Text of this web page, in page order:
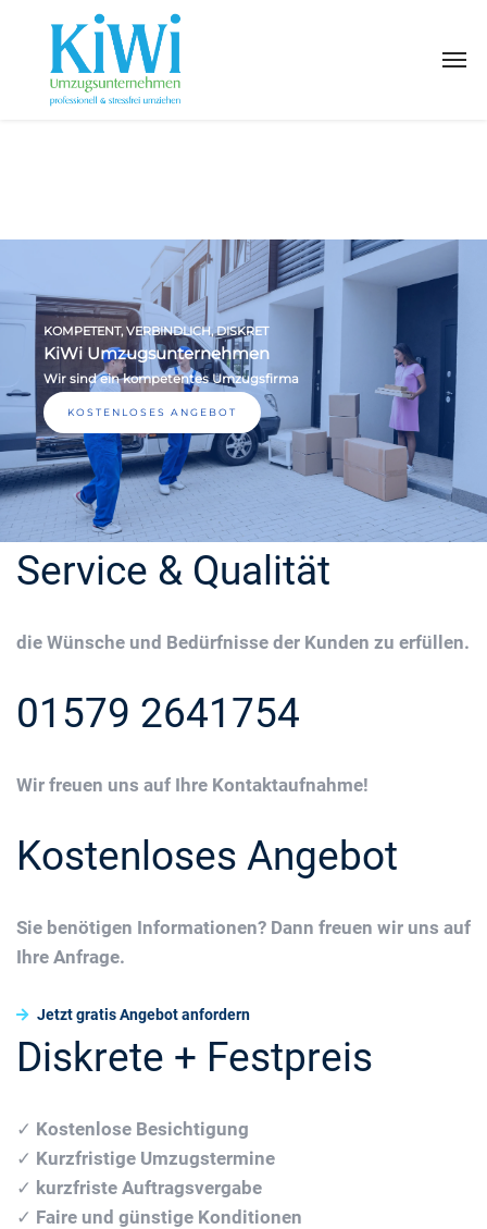
KOMPETENT, VERBINDLICH, DISKRET
KiWi Umzugsunternehmen
Wir sind ein kompetentes Umzugsfirma
KOSTENLOSES ANGEBOT
Service & Qualität
die Wünsche und Bedürfnisse der Kunden zu erfüllen.
01579 2641754
Wir freuen uns auf Ihre Kontaktaufnahme!
Kostenloses Angebot
Sie benötigen Informationen? Dann freuen wir uns auf
Ihre Anfrage.
Jetzt gratis Angebot anfordern
Diskrete + Festpreis
✓ Kostenlose Besichtigung
✓ Kurzfristige Umzugstermine
✓ kurzfriste Auftragsvergabe
✓ Faire und günstige Konditionen